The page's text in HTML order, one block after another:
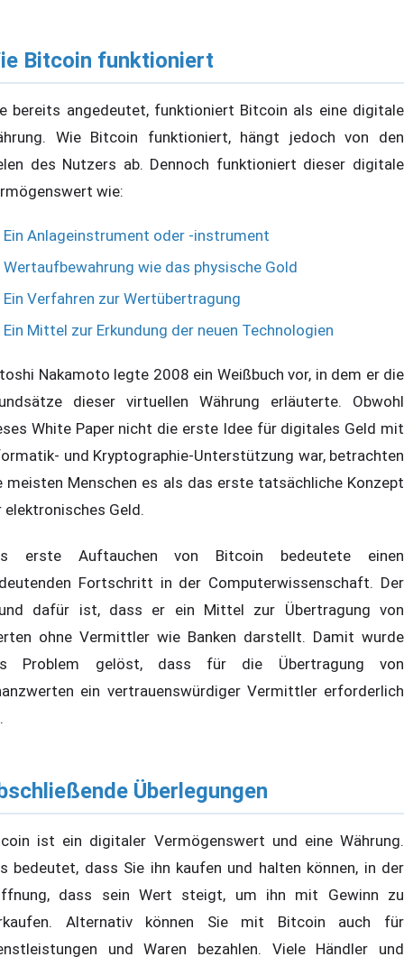
Bitcoin funktioniert
bereits angedeutet, funktioniert Bitcoin als eine digitale
Wie Bitcoin funktioniert, hängt jedoch von den
des Nutzers ab. Dennoch funktioniert dieser digitale
wie:
Ein Anlageinstrument oder -instrument
Wertaufbewahrung wie das physische Gold
Ein Verfahren zur Wertübertragung
Ein Mittel zur Erkundung der neuen Technologien
Nakamoto legte 2008 ein Weißbuch vor, in dem er die
dieser virtuellen Währung erläuterte. Obwohl
White Paper nicht die erste Idee für digitales Geld mit
und Kryptographie-Unterstützung war, betrachten
meisten Menschen es als das erste tatsächliche Konzept
elektronisches Geld.
erste Auftauchen von Bitcoin bedeutete einen
Fortschritt in der Computerwissenschaft. Der
dafür ist, dass er ein Mittel zur Übertragung von
ohne Vermittler wie Banken darstellt. Damit wurde
Problem gelöst, dass für die Übertragung von
ein vertrauenswürdiger Vermittler erforderlich
Überlegungen
ist ein digitaler Vermögenswert und eine Währung.
bedeutet, dass Sie ihn kaufen und halten können, in der
dass sein Wert steigt, um ihn mit Gewinn zu
Alternativ können Sie mit Bitcoin auch für
und Waren bezahlen. Viele Händler und